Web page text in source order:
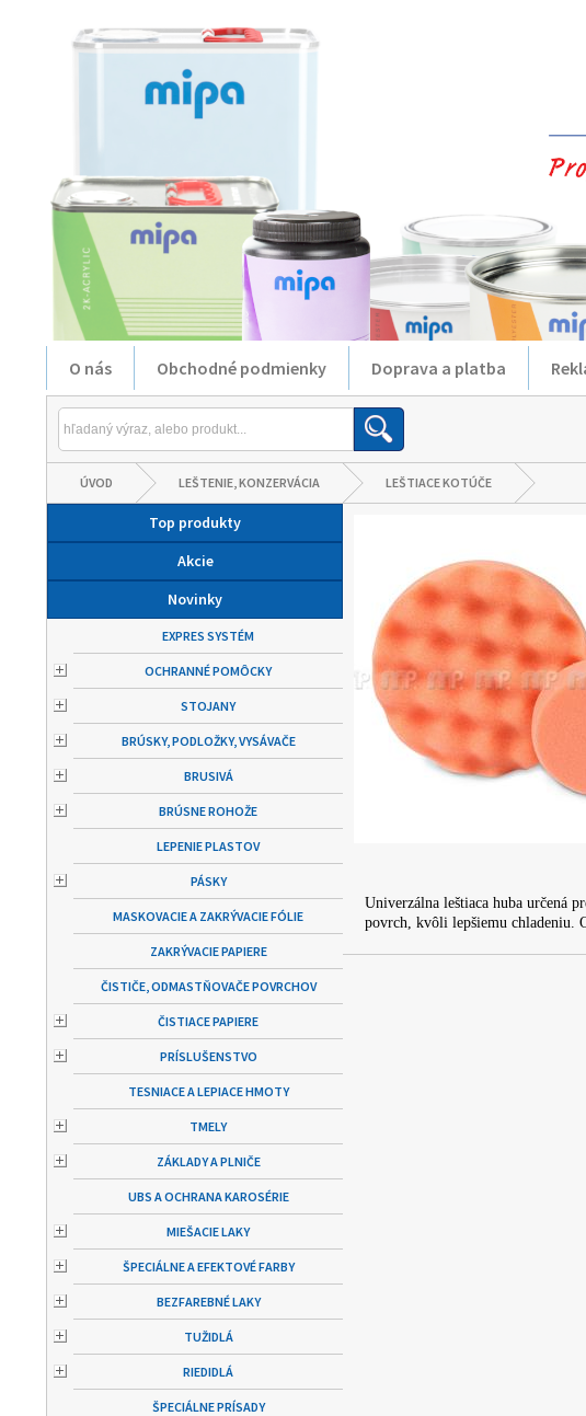
O nás Obchodné podmienky Doprava a platba
ÚVOD LEŠTENIE, KONZERVÁCIA LEŠTIACE KOTÚČE
Top produkty
Akcie
Novinky
EXPRES SYSTÉM
OCHRANNÉ POMÔCKY
STOJANY
BRÚSKY, PODLOŽKY, VYSÁVAČE
BRUSIVÁ
BRÚSNE ROHOŽE
LEPENIE PLASTOV
PÁSKY
MASKOVACIE A ZAKRÝVACIE FÓLIE
ZAKRÝVACIE PAPIERE
ČISTIČE, ODMASTŇOVAČE POVRCHOV
ČISTIACE PAPIERE
PRÍSLUŠENSTVO
TESNIACE A LEPIACE HMOTY
TMELY
ZÁKLADY A PLNIČE
UBS A OCHRANA KAROSÉRIE
MIEŠACIE LAKY
ŠPECIÁLNE A EFEKTOVÉ FARBY
BEZFAREBNÉ LAKY
TUŽIDLÁ
RIEDIDLÁ
ŠPECIÁLNE PRÍSADY
Univerzálna leštiaca huba určená
povrch, kvôli lepšiemu chladeniu.